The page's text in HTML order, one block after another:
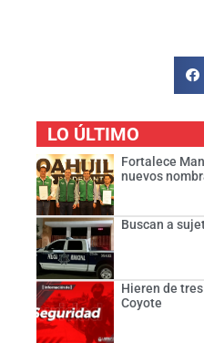
LO ÚLTIMO
Fortalece
nuevos
Buscan a
Hieren de
Coyote